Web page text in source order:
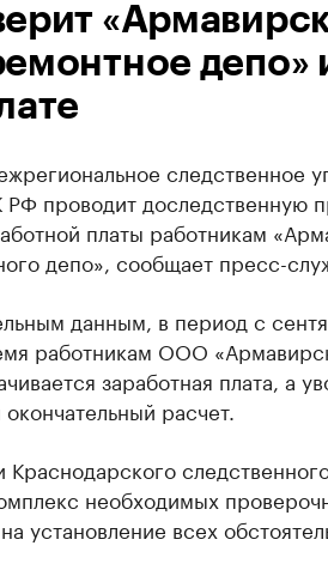
депо»
следственное
проводит доследственную
платы работникам
депо», сообщает пресс-
данным, в период с
работникам ООО
заработная плата, а
расчет.
Краснодарского
необходимых
установление всех